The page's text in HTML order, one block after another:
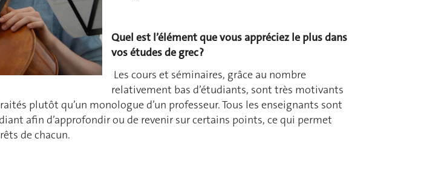
Quel est l’élément que vous appréciez le plus dans
vos études de grec ?
Les cours et séminaires, grâce au nombre
relativement bas d’étudiants, sont très motivants
plutôt qu’un monologue d’un professeur. Tous les enseignants sont
afin d’approfondir ou de revenir sur certains points, ce qui permet
de chacun.